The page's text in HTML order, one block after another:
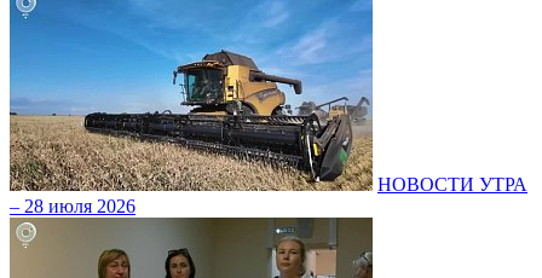
НОВОСТИ УТРА
– 28 июля 2026